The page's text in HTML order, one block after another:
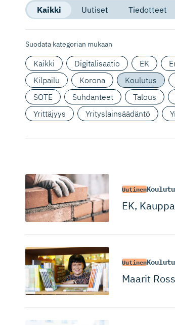
Kaikki Uutiset Tiedotteet
Suodata kategorian mukaan
Kaikki Digitalisaatio EK
Kilpailu
Korona Koulutus
SOTE
Suhdanteet Talous
Yrittäjyys
Yrityslainsäädäntö
Uutinen
EK,
Uutinen
Maarit